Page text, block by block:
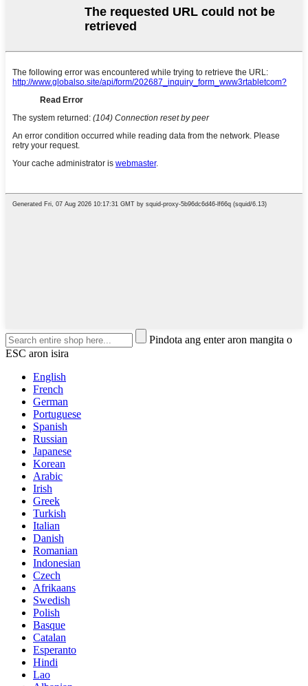
Pindota ang enter aron mangita o
ESC aron isira
English
French
German
Portuguese
Spanish
Russian
Japanese
Korean
Arabic
Irish
Greek
Turkish
Italian
Danish
Romanian
Indonesian
Czech
Afrikaans
Swedish
Polish
Basque
Catalan
Esperanto
Hindi
Lao